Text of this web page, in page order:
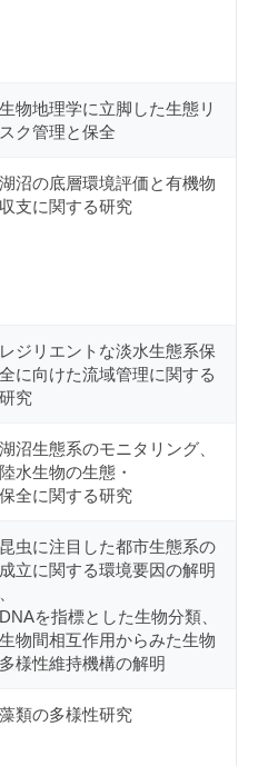
生物地理学に立脚した生態リ
スク管理と保全
湖沼の底層環境評価と有機物
収支に関する研究
レジリエントな淡水生態系保
全に向けた流域管理に関する
研究
湖沼生態系のモニタリング、
陸水生物の生態・
保全に関する研究
昆虫に注目した都市生態系の
成立に関する環境要因の解明
DNAを指標とした生物分類、
生物間相互作用からみた生物
多様性維持機構の解明
藻類の多様性研究